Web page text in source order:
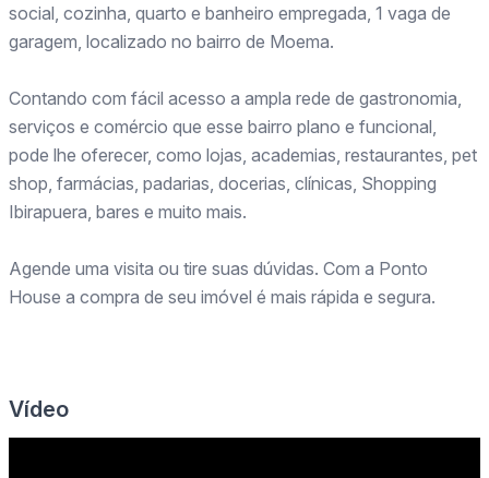
social, cozinha, quarto e banheiro empregada, 1 vaga de
garagem, localizado no bairro de Moema.
Contando com fácil acesso a ampla rede de gastronomia,
serviços e comércio que esse bairro plano e funcional,
pode lhe oferecer, como lojas, academias, restaurantes, pet
shop, farmácias, padarias, docerias, clínicas, Shopping
Ibirapuera, bares e muito mais.
Agende uma visita ou tire suas dúvidas. Com a Ponto
House a compra de seu imóvel é mais rápida e segura.
Vídeo